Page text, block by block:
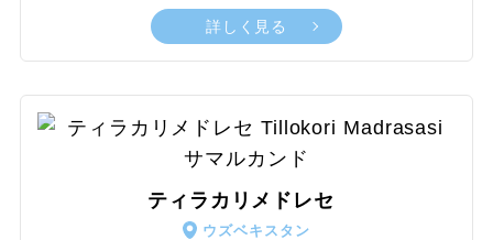
ていたといいます。また、政治・経済・文化の中心的な
場所でもありました。広場内には、メドレセと呼ばれる
イスラムの神学校が三つあり、そのすべてにサマルカン
ルシアの顔料が組み合わさって誕生したものです。広場
を日中に訪れると、青空に映えるメドレセの美しさを堪
メドレセが暗闇に浮かび上がり、幻想的な風景を楽しめ
詳しく見る
ティラカリメドレセ
ウズベキスタン